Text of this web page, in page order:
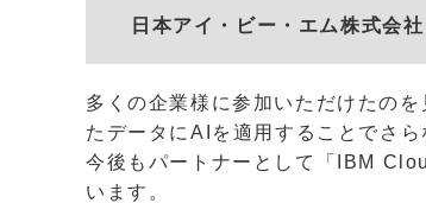
日本アイ・ビー・エム株式会
多くの企業様に参加いただけたの
たデータにAIを適用することでさ
今後もパートナーとして「IBM
います。